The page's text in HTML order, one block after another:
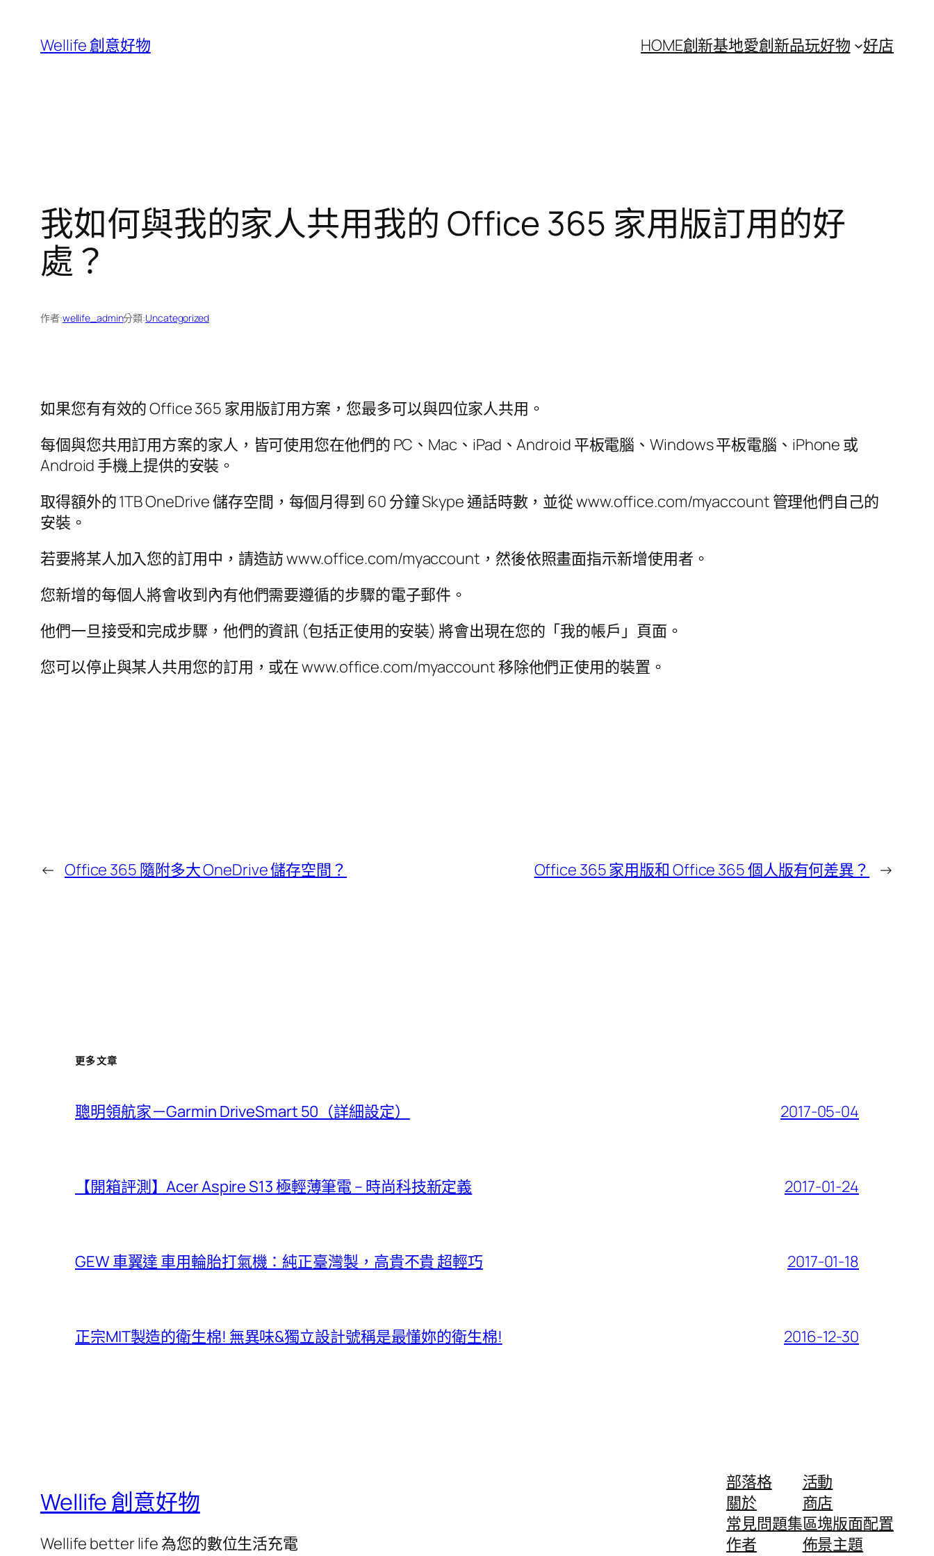
Wellife 創意好物 HOME創新基地愛創新品玩好物 好店
我如何與我的家人共用我的 Office 365 家用版訂用的好
處？
作者:wellife_admin分類:Uncategorized
如果您有有效的 Office 365 家用版訂用方案，您最多可以與四位家人共用。
每個與您共用訂用方案的家人，皆可使用您在他們的 PC、Mac、iPad、Android 平板電腦、Windows 平板電腦、iPhone 或
Android 手機上提供的安裝。
取得額外的 1TB OneDrive 儲存空間，每個月得到 60 分鐘 Skype 通話時數，並從 www.office.com/myaccount 管理他們自己的
安裝。
若要將某人加入您的訂用中，請造訪 www.office.com/myaccount，然後依照畫面指示新增使用者。
您新增的每個人將會收到內有他們需要遵循的步驟的電子郵件。
他們一旦接受和完成步驟，他們的資訊 (包括正使用的安裝) 將會出現在您的「我的帳戶」頁面。
您可以停止與某人共用您的訂用，或在 www.office.com/myaccount 移除他們正使用的裝置。
← Office 365 隨附多大 OneDrive 儲存空間？ Office 365 家用版和 Office 365 個人版有何差異？ →
更多文章
聰明領航家－Garmin DriveSmart 50（詳細設定） 2017-05-04
【開箱評測】Acer Aspire S13 極輕薄筆電 – 時尚科技新定義 2017-01-24
GEW 車翼達 車用輪胎打氣機：純正臺灣製，高貴不貴 超輕巧 2017-01-18
正宗MIT製造的衛生棉! 無異味&獨立設計號稱是最懂妳的衛生棉! 2016-12-30
Wellife 創意好物
Wellife better life 為您的數位生活充電
部落格
關於
常見問題集
作者
活動
商店
區塊版面配置
佈景主題